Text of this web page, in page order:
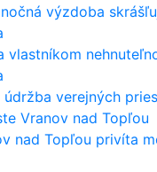
výzdoba
vlastníkom
údržba verejných
Vranov nad Topľou
nad Topľou privíta